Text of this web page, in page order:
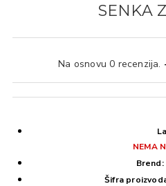
SENKA
Na osnovu 0 recenzija.
NEMA
Brend:
Šifra